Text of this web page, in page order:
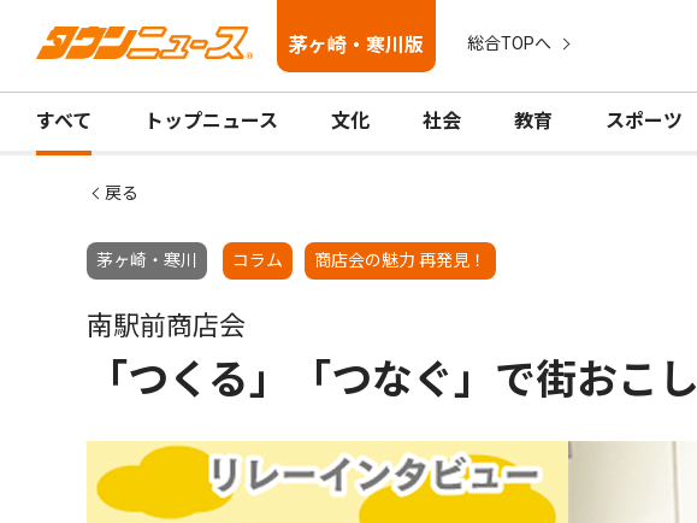
茅ヶ崎・寒川版 総合TOPへ
すべて トップニュース 文化 社会 教育 スポーツ
戻る
茅ヶ崎・寒川 コラム 商店会の魅力 再発見！
南駅前商店会
「つくる」「つなぐ」で街おこし